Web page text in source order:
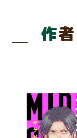
作者のその他の作